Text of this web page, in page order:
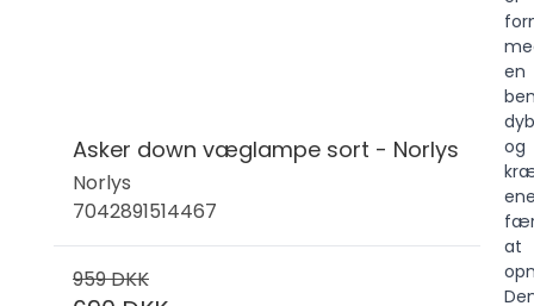
Asker down væglampe sort - Norlys
Norlys
7042891514467
959 DKK
en
og
at